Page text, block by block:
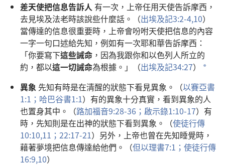
差天使把信息告訴人 有一次，上帝任用天使告訴摩西，
去見埃及法老時該說些什麼話。（出埃及記3:2-4,10）
當傳達的信息很重要時，上帝會吩咐天使把信息的內容
一字一句口述給先知，例如有一次耶和華告訴摩西：
「你要寫下這些誡命 ，因為我跟你和以色列人所立的
約，都以這一切誡命為根據。」（出埃及記34:27） a
異象 先知有時是在清醒的狀態下看見異象。（以賽亞書
1:1； 哈巴谷書1:1）有的異象十分真實，看到異象的人
也置身其中。（路加福音9:28-36； 啟示錄1:10-17）有
時，先知則是在出神的狀態下看到異象。（使徒行傳
10:10,11； 22:17-21）另外，上帝也曾在先知睡覺時，
藉著夢境把信息傳達給他們。（但以理書7:1； 使徒行傳
16:9,10）